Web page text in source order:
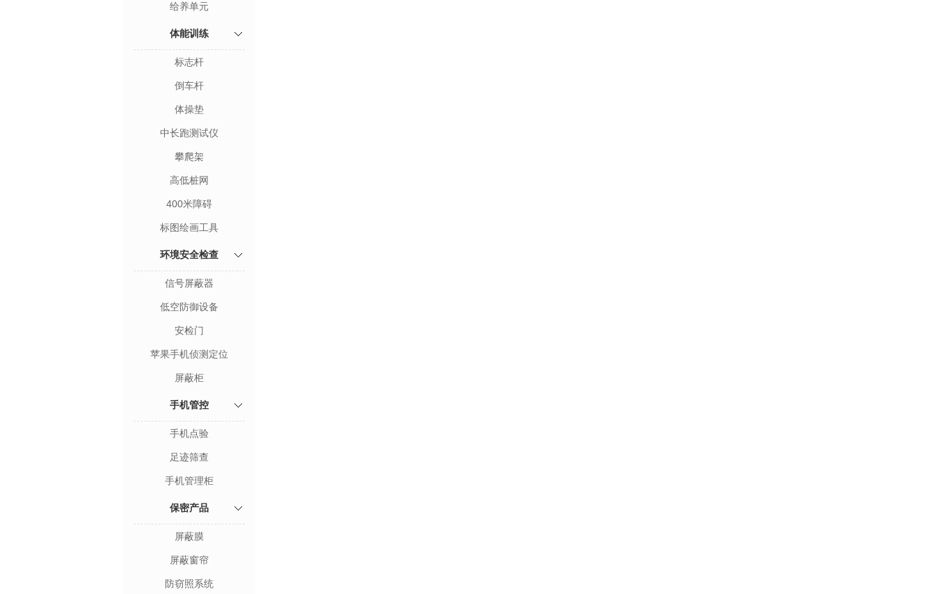
给养单元
体能训练
标志杆
倒车杆
体操垫
中长跑测试仪
攀爬架
高低桩网
400米障碍
标图绘画工具
环境安全检查
信号屏蔽器
低空防御设备
安检门
苹果手机侦测定位
屏蔽柜
手机管控
手机点验
足迹筛查
手机管理柜
保密产品
屏蔽膜
屏蔽窗帘
防窃照系统